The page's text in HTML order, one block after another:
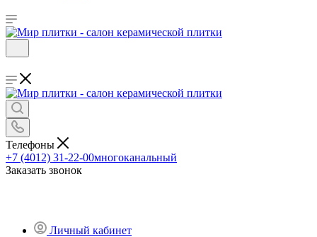
Телефоны
+7 (4012) 31-22-00многоканальный
Заказать звонок
Личный кабинет